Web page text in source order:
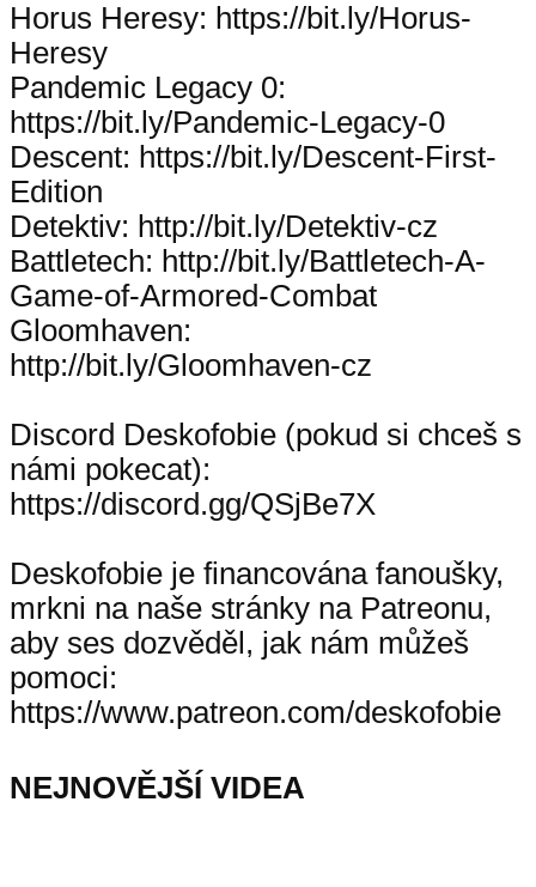
Horus Heresy: https://bit.ly/Horus-
Heresy
Pandemic Legacy 0:
https://bit.ly/Pandemic-Legacy-0
Descent: https://bit.ly/Descent-First-
Edition
Detektiv: http://bit.ly/Detektiv-cz
Battletech: http://bit.ly/Battletech-A-
Game-of-Armored-Combat
Gloomhaven:
http://bit.ly/Gloomhaven-cz
Discord Deskofobie (pokud si chceš s
námi pokecat):
https://discord.gg/QSjBe7X
Deskofobie je financována fanoušky,
mrkni na naše stránky na Patreonu,
aby ses dozvěděl, jak nám můžeš
pomoci:
https://www.patreon.com/deskofobie
NEJNOVĚJŠÍ VIDEA